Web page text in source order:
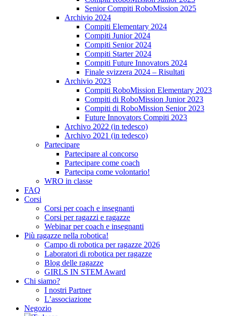
Senior Compiti RoboMission 2025
Archivio 2024
Compiti Elementary 2024
Compiti Junior 2024
Compiti Senior 2024
Compiti Starter 2024
Compiti Future Innovators 2024
Finale svizzera 2024 – Risultati
Archivio 2023
Compiti RoboMission Elementary 2023
Compiti di RoboMission Junior 2023
Compiti di RoboMission Senior 2023
Future Innovators Compiti 2023
Archivo 2022 (in tedesco)
Archivo 2021 (in tedesco)
Partecipare
Partecipare al concorso
Partecipare come coach
Partecipa come volontario!
WRO in classe
FAQ
Corsi
Corsi per coach e insegnanti
Corsi per ragazzi e ragazze
Webinar per coach e insegnanti
Più ragazze nella robotica!
Campo di robotica per ragazze 2026
Laboratori di robotica per ragazze
Blog delle ragazze
GIRLS IN STEM Award
Chi siamo?
I nostri Partner
L’associazione
Negozio